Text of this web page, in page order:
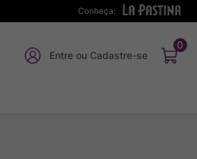
Conheça:
0